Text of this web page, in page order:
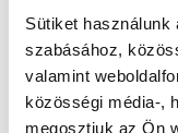
Sütiket
szabásához,
valamint
közösségi média-,
megosztjuk az Ön
fejlődött. Az elmúlt
együttesünk, úgy
említsek,
Nagymaroson,